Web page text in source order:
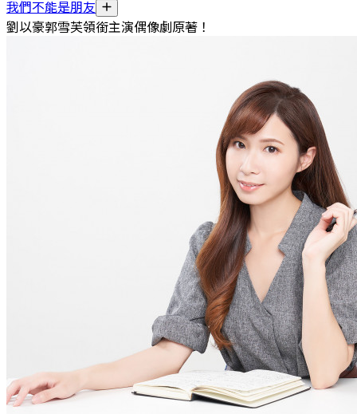
我們不能是朋友
劉以豪郭雪芙領銜主演偶像劇原著！